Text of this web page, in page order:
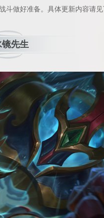
斗做好准备。具体更新内容请
先生